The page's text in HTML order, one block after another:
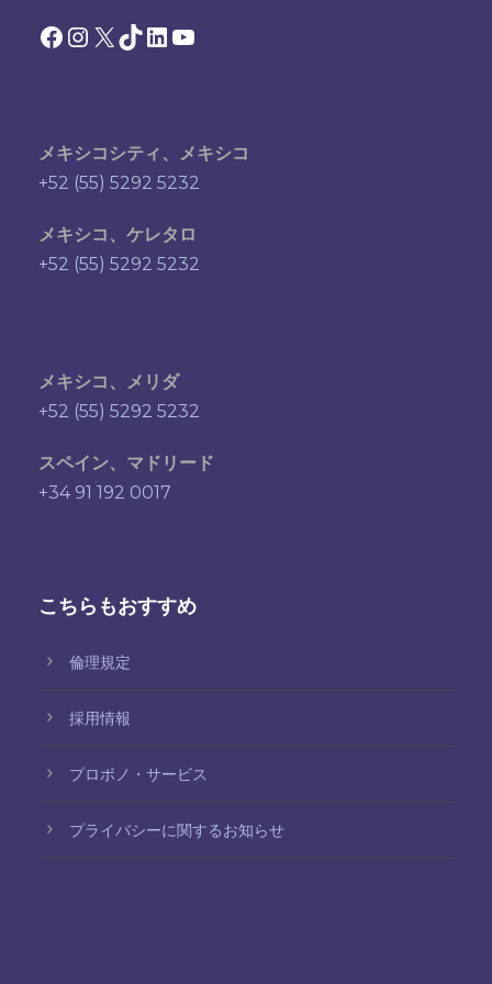
Facebook Instagram X TikTok LinkedIn YouTube
メキシコシティ、メキシコ
+52 (55) 5292 5232
メキシコ、ケレタロ
+52 (55) 5292 5232
メキシコ、メリダ
+52 (55) 5292 5232
スペイン、マドリード
+34 91 192 0017
こちらもおすすめ
倫理規定
採用情報
プロボノ・サービス
プライバシーに関するお知らせ